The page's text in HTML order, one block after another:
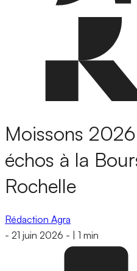
Moissons
échos à la
Rochelle
Rédaction Agra
- 21 juin 2026 - 1 min